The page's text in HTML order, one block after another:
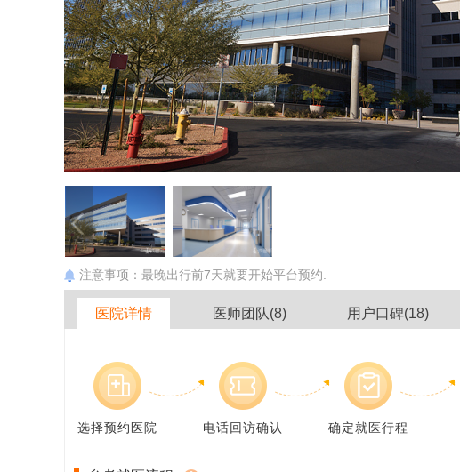
注意事项：最晚出行前7天就要开始平台预约.
医院详情 医师团队(8) 用户口碑(18)
选择预约医院 电话回访确认 确定就医行程